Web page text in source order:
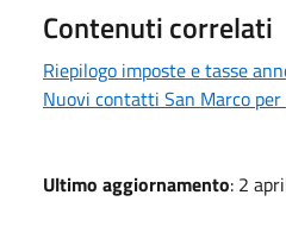
Contenuti correlati
Riepilogo imposte e tasse
Nuovi contatti San Marco
Ultimo aggiornamento: 2